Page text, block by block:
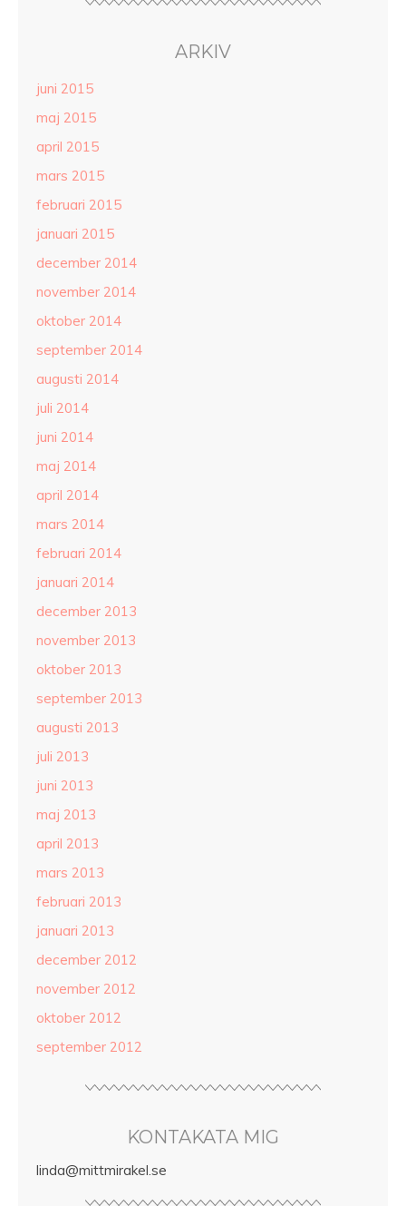
ARKIV
juni 2015
maj 2015
april 2015
mars 2015
februari 2015
januari 2015
december 2014
november 2014
oktober 2014
september 2014
augusti 2014
juli 2014
juni 2014
maj 2014
april 2014
mars 2014
februari 2014
januari 2014
december 2013
november 2013
oktober 2013
september 2013
augusti 2013
juli 2013
juni 2013
maj 2013
april 2013
mars 2013
februari 2013
januari 2013
december 2012
november 2012
oktober 2012
september 2012
KONTAKATA MIG
linda@mittmirakel.se